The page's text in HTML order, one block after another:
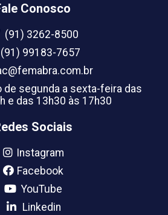
Conosco
(91) 3262-8500
(91) 99183-7657
de segunda a sexta-feira das
e das 13h30 às 17h30
Sociais
Instagram
Facebook
YouTube
Linkedin